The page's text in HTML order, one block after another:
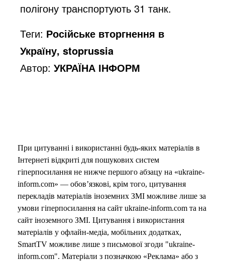
полігону транспортують 31 танк.
Теги: Російське вторгнення в
Україну, stoprussia
Автор:УКРАЇНА ІНФОРМ
При цитуванні і використанні будь-яких матеріалів в
Інтернеті відкриті для пошукових систем
гіперпосилання не нижче першого абзацу на «ukraine-
inform.com» — обов’язкові, крім того, цитування
перекладів матеріалів іноземних ЗМІ можливе лише за
умови гіперпосилання на сайт ukraine-inform.com та на
сайт іноземного ЗМІ. Цитування і використання
матеріалів у офлайн-медіа, мобільних додатках,
SmartTV можливе лише з письмової згоди "ukraine-
inform.com". Матеріали з позначкою «Реклама» або з